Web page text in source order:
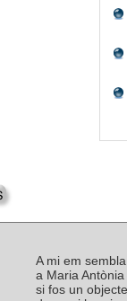
A mi em
a Maria
si fos un